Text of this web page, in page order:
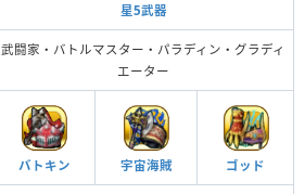
星5武器
武闘家・バトルマスター・パラディン・グラディ
エーター
バトキン
宇宙海賊 ゴッド